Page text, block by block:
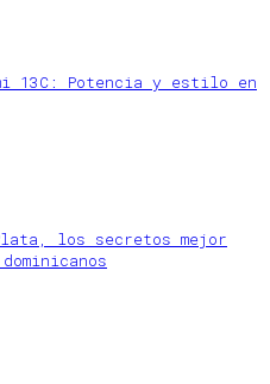
13C: Potencia y estilo en
los secretos mejor